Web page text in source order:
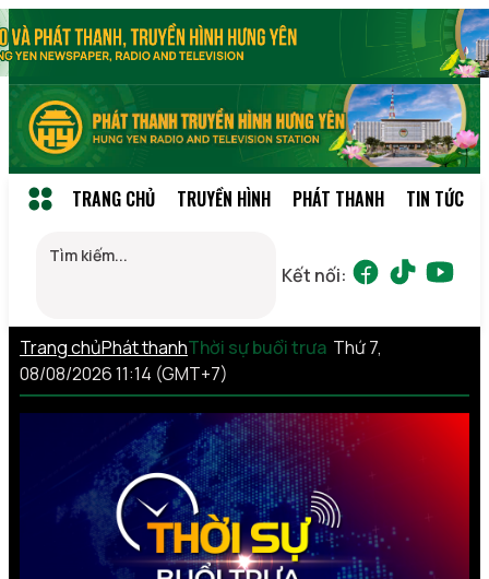
TRANG CHỦ TRUYỀN HÌNH PHÁT THANH TIN TỨC
Kết nối:
Trang chủPhát thanhThời sự buổi trưa Thứ 7,
08/08/2026 11:14 (GMT+7)